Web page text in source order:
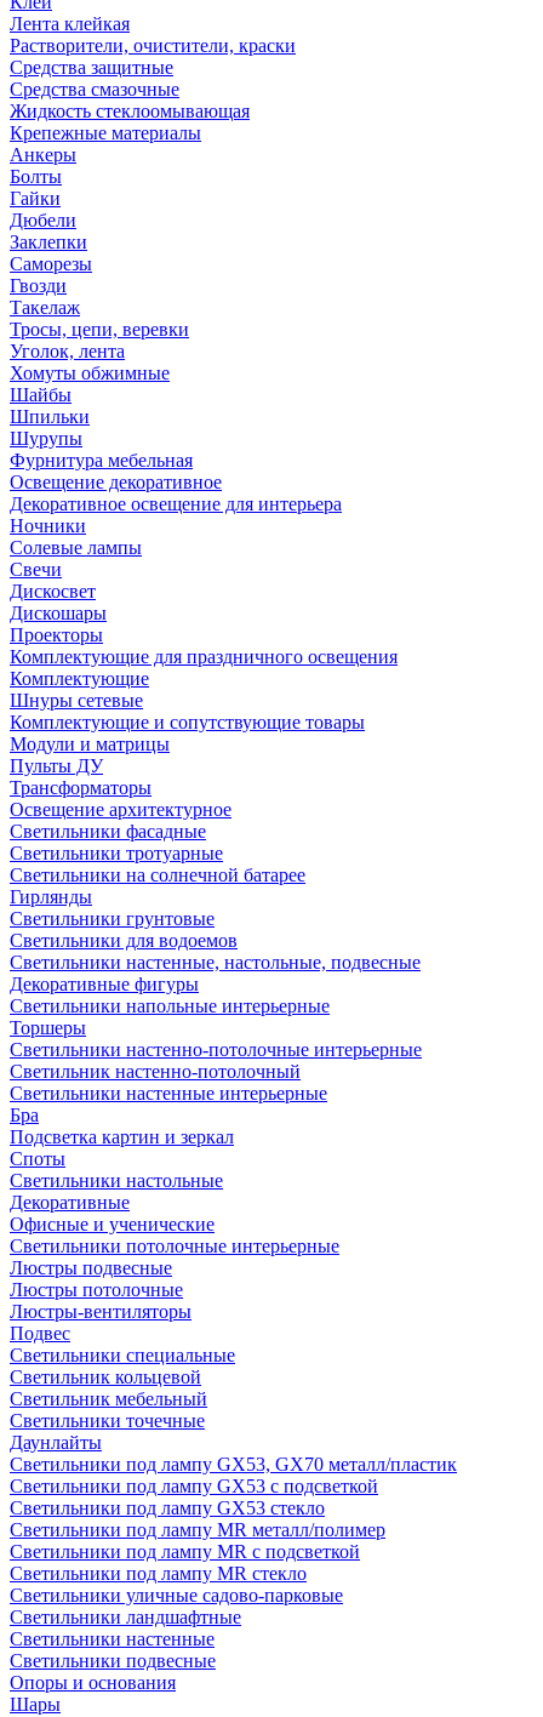
Лента клейкая
Растворители, очистители, краски
Средства защитные
Средства смазочные
Жидкость стеклоомывающая
Крепежные материалы
Анкеры
Болты
Гайки
Дюбели
Заклепки
Саморезы
Гвозди
Такелаж
Тросы, цепи, веревки
Уголок, лента
Хомуты обжимные
Шайбы
Шпильки
Шурупы
Фурнитура мебельная
Освещение декоративное
Декоративное освещение для интерьера
Ночники
Солевые лампы
Свечи
Дискосвет
Дискошары
Проекторы
Комплектующие для праздничного освещения
Комплектующие
Шнуры сетевые
Комплектующие и сопутствующие товары
Модули и матрицы
Пульты ДУ
Трансформаторы
Освещение архитектурное
Светильники фасадные
Светильники тротуарные
Светильники на солнечной батарее
Гирлянды
Светильники грунтовые
Светильники для водоемов
Светильники настенные, настольные, подвесные
Декоративные фигуры
Светильники напольные интерьерные
Торшеры
Светильники настенно-потолочные интерьерные
Светильник настенно-потолочный
Светильники настенные интерьерные
Бра
Подсветка картин и зеркал
Споты
Светильники настольные
Декоративные
Офисные и ученические
Светильники потолочные интерьерные
Люстры подвесные
Люстры потолочные
Люстры-вентиляторы
Подвес
Светильники специальные
Светильник кольцевой
Светильник мебельный
Светильники точечные
Даунлайты
Светильники под лампу GX53, GX70 металл/пластик
Светильники под лампу GX53 с подсветкой
Светильники под лампу GX53 стекло
Светильники под лампу MR металл/полимер
Светильники под лампу MR с подсветкой
Светильники под лампу MR стекло
Светильники уличные садово-парковые
Светильники ландшафтные
Светильники настенные
Светильники подвесные
Опоры и основания
Шары